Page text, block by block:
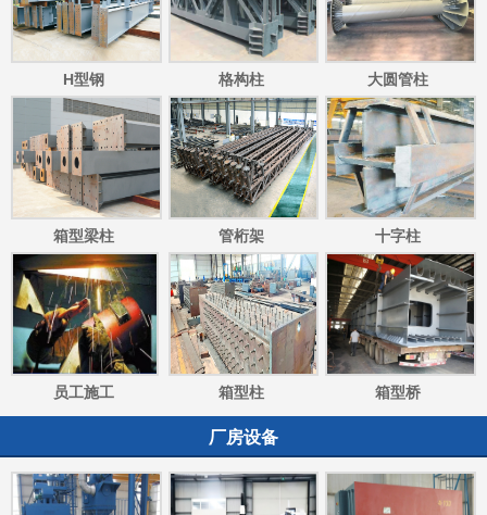
H型钢 格构柱 大圆管柱
箱型梁柱 管桁架 十字柱
员工施工 箱型柱 箱型桥
厂房设备